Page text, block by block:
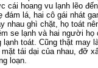
cái hoang vu lạnh lẽo
đám lá, hai cô gái nhát
nhau ghì chặt, họ toát
se lạnh và hai người họ
lạnh toát. Cũng thật may
tái dại của nhau, đỡ
loạn.